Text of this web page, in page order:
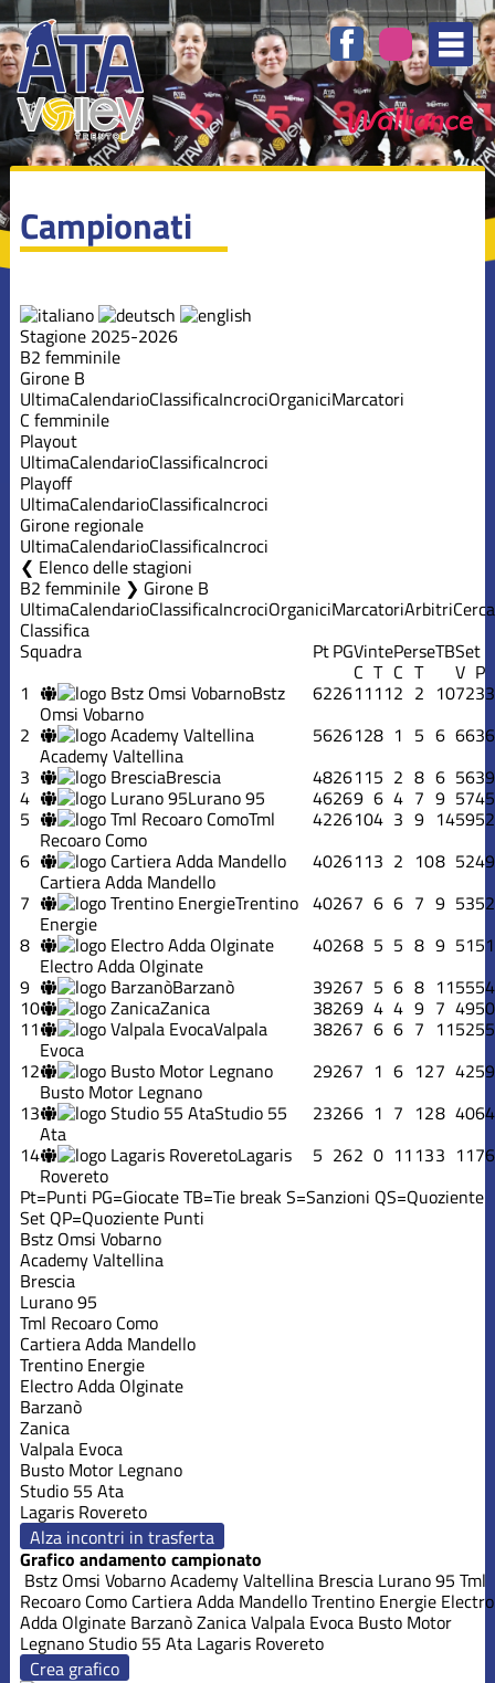
Campionati
Stagione 2025-2026
B2 femminile
Girone B
UltimaCalendarioClassificaIncrociOrganiciMarcatori
C femminile
Playout
UltimaCalendarioClassificaIncroci
Playoff
UltimaCalendarioClassificaIncroci
Girone regionale
UltimaCalendarioClassificaIncroci
Elenco delle stagioni
B2 femminile ❯ Girone B
UltimaCalendarioClassificaIncrociOrganiciMarcatoriArbitriCerca
Classifica
Squadra PtPGVintePerseTBSet
C T C T V P
1 Bstz
Omsi Vobarno
622611112 2 107233
2
Academy Valtellina
5626128 1 5 6 6636
3
Brescia 4826115 2 8 6 5639
4 Lurano 95 46269 6 4 7 9 5745
5 Tml
Recoaro Como
4226104 3 9 145952
6
Cartiera Adda Mandello
4026113 2 108 5249
7
Trentino
Energie
40267 6 6 7 9 5352
8
Electro Adda Olginate
40268 5 5 8 9 5151
9
Barzanò 39267 5 6 8 115554
10 Zanica 38269 4 4 9 7 4950
11 Valpala
Evoca
38267 6 6 7 115255
12
Busto Motor Legnano
29267 1 6 127 4259
13
Studio 55
Ata
23266 1 7 128 4064
14
Lagaris
Rovereto
5 262 0 11 133 1176
Pt=Punti PG=GiocateTB=Tie breakS=Sanzioni QS=Quoziente
Set QP=Quoziente Punti
Bstz Omsi Vobarno
Academy Valtellina
Brescia
Lurano 95
Tml Recoaro Como
Cartiera Adda Mandello
Trentino Energie
Electro Adda Olginate
Barzanò
Zanica
Valpala Evoca
Busto Motor Legnano
Studio 55 Ata
Lagaris Rovereto
Alza incontri in trasferta
Grafico andamento campionato
Bstz Omsi VobarnoAcademy ValtellinaBresciaLurano 95 Tml
Recoaro ComoCartiera Adda MandelloTrentino EnergieElectro
Adda OlginateBarzanòZanicaValpala EvocaBusto Motor
LegnanoStudio 55 AtaLagaris Rovereto
Crea grafico